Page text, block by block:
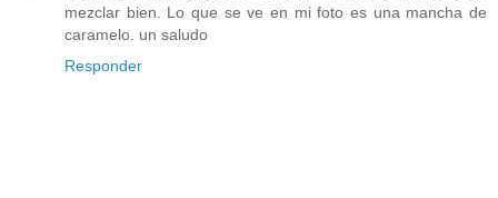
mezclar bien. Lo que se ve en mi foto es una mancha de
caramelo. un saludo
Responder